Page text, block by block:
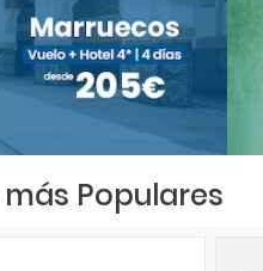
Populares